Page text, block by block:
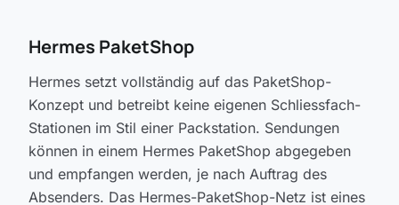
Hermes PaketShop
Hermes setzt vollständig auf das PaketShop-
Konzept und betreibt keine eigenen Schliessfach-
Stationen im Stil einer Packstation. Sendungen
können in einem Hermes PaketShop abgegeben
und empfangen werden, je nach Auftrag des
Absenders. Das Hermes-PaketShop-Netz ist eines